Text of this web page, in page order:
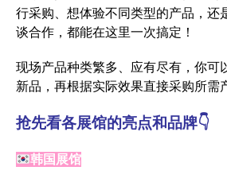
行采购、想体验不同类型的产品，还
谈合作，都能在这里一次搞定！
现场产品种类繁多、应有尽有，你可
新品，再根据实际效果直接采购所需
抢先看各展馆的亮点和品牌👇
韩国展馆